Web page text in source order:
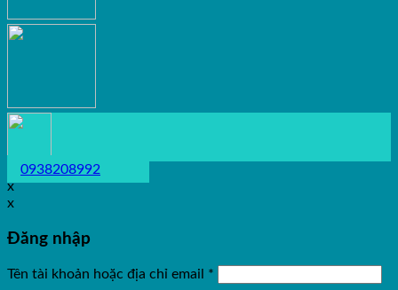
0938208992
x
x
Đăng nhập
Tên tài khoản hoặc địa chỉ email *